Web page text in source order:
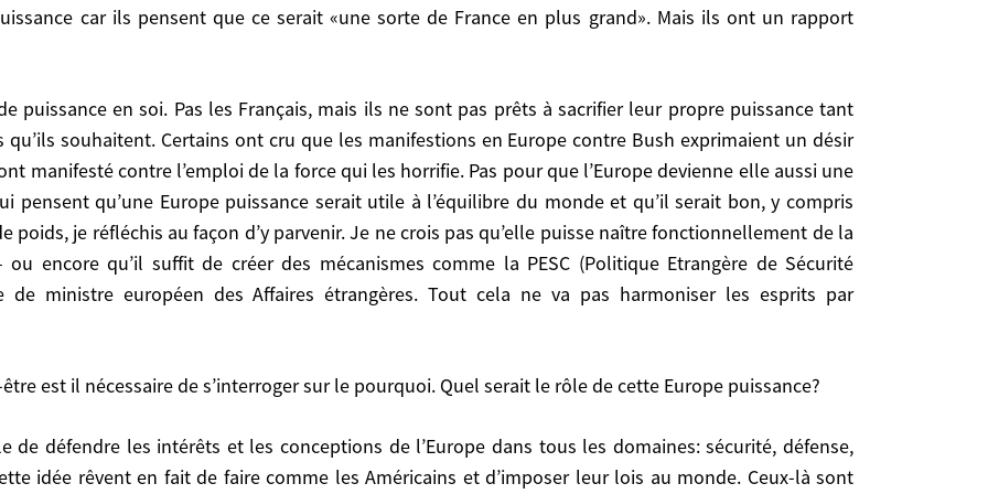
qu’ils souhaitent. Certains ont cru que les manifestions en Europe contre Bush exprimaient un désir
manifesté contre l’emploi de la force qui les horrifie. Pas pour que l’Europe devienne elle aussi une
pensent qu’une Europe puissance serait utile à l’équilibre du monde et qu’il serait bon, y compris
poids, je réfléchis au façon d’y parvenir. Je ne crois pas qu’elle puisse naître fonctionnellement de la
encore qu’il suffit de créer des mécanismes comme la PESC (Politique Etrangère de Sécurité
ministre européen des Affaires étrangères. Tout cela ne va pas harmoniser les esprits par
est il nécessaire de s’interroger sur le pourquoi. Quel serait le rôle de cette Europe puissance?
idée rêvent en fait de faire comme les Américains et d’imposer leur lois au monde. Ceux-là sont
Certains ont cru que les manifestions en Europe contre Bush exprimaient un désir d’Europe
l’emploi de la force qui les horrifie. Pas pour que l’Europe devienne elle aussi une puissance.
puissance serait utile à l’équilibre du monde et qu’il serait bon, y compris pour les Américains,
d’y parvenir. Je ne crois pas qu’elle puisse naître fonctionnellement de la «reconstitution» – qui n’en
comme la PESC (Politique Etrangère de Sécurité Commune) ou de la création d’un poste de
ne va pas harmoniser les esprits par enchantement.
hyperpuissance qui, à son tour, sombrera dans l’ubris. Je ne suis pas un maniaque de l’ingérence,
dit si elle surmontait ses divergences en politiques étrangères et se dotait d’une capacité militaire,